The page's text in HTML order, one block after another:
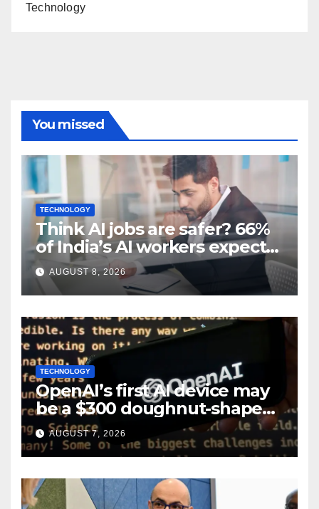
Technology
You missed
TECHNOLOGY
Think AI jobs are safer? 66%
of India’s AI workers expect
layoffs
AUGUST 8, 2026
TECHNOLOGY
OpenAI’s first AI device may
be a $300 doughnut-shaped
smart speaker: Report
AUGUST 7, 2026